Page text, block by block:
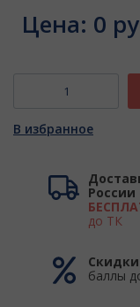
Цена: 0
В избранное
России
до ТК
баллы